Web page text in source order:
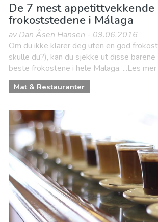
De 7 mest appetittvekkende
frokoststedene i Málaga
av Dan Åsen Hansen - 09.06.2016
Om du ikke klarer deg uten en god
skulle du?), kan du sjekke ut disse
beste frokostene i hele Malaga. ...Les mer
Mat & Restauranter